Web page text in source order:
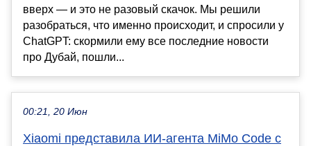
вверх — и это не разовый скачок. Мы решили
разобраться, что именно происходит, и спросили у
ChatGPT: скормили ему все последние новости
про Дубай, пошли...
00:21, 20 Июн
Xiaomi представила ИИ-агента MiMo Code с